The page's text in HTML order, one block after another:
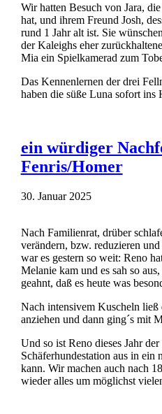
Wir hatten Besuch von Jara,
hat, und ihrem Freund Josh,
rund 1 Jahr alt ist. Sie
der Kaleighs eher
Mia ein Spielkamerad zum
Das Kennenlernen der drei
haben die süße Luna sofort ins
ein würdiger
Fenris/Homer
30. Januar 2025
Nach Familienrat, drüber
verändern, bzw. reduzieren
war es gestern so weit: Reno
Melanie kam und es sah so
geahnt, daß es heute was
Nach intensivem Kuscheln
anziehen und dann ging´s mit
Und so ist Reno dieses Jahr
Schäferhundestation aus in ein
kann. Wir machen auch nach
wieder alles um möglichst